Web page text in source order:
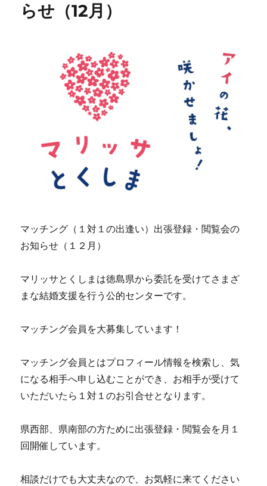
らせ（12月）
マッチング（１対１の出逢い）出張登録・閲覧会の
お知らせ（１２月）
マリッサとくしまは徳島県から委託を受けてさまざ
まな結婚支援を行う公的センターです。
マッチング会員を大募集しています！
マッチング会員とはプロフィール情報を検索し、気
になる相手へ申し込むことができ、お相手が受けて
いただいたら１対１のお引合せとなります。
県西部、県南部の方ために出張登録・閲覧会を月１
回開催しています。
相談だけでも大丈夫なので、お気軽に来てください